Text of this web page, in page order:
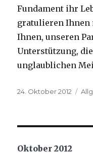
Fundament ihr
gratulieren Ihnen
Ihnen, unseren
Unterstützung,
unglaublichen
Veröffentlicht
24. Oktober 2012
Oktober 2012